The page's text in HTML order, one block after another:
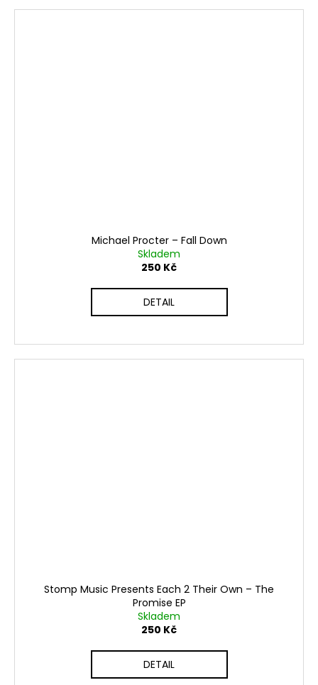
Michael Procter ‎– Fall Down
Skladem
250 Kč
DETAIL
Stomp Music Presents Each 2 Their Own ‎– The
Promise EP
Skladem
250 Kč
DETAIL